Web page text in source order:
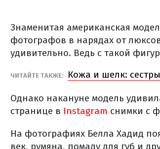
Знаменитая американская
фотографов в нарядах от
удивительно. Ведь с такой
ЧИТАЙТЕ ТАКЖЕ: Кожа и шелк:
Однако накануне модель
странице в Instagram снимки с
На фотографиях Белла Хадид
век, румяна, помаду для губ и